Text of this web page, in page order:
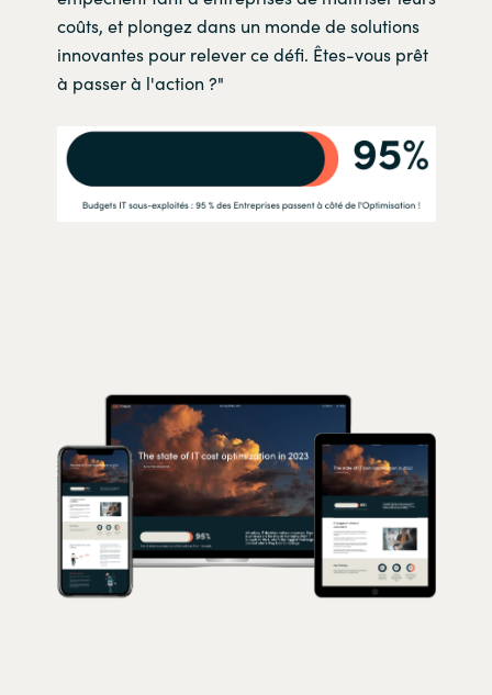
coûts, et plongez dans un monde de solutions
innovantes pour relever ce défi. Êtes-vous prêt
à passer à l'action ?"